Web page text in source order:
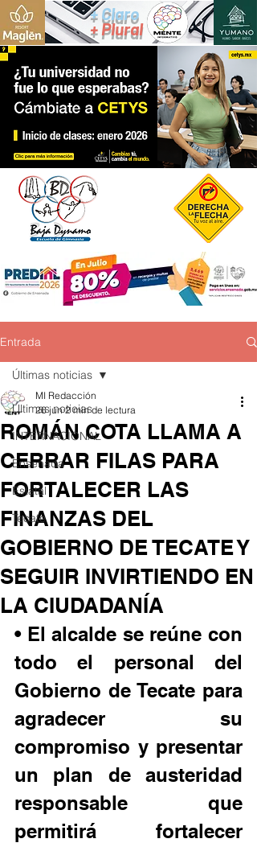
+ Claro
+ Plural
Entrada
Últimas noticias
INTERNACIONAL
Ensenada
Estatal
Tecate
Últimas noticias
ROMÁN COTA LLAMA A
CERRAR FILAS PARA
FORTALECER LAS
FINANZAS DEL
GOBIERNO DE TECATE Y
SEGUIR INVIRTIENDO EN
LA CIUDADANÍA
MI Redacción
26 jun 2 min de lectura
• El alcalde se reúne con
todo el personal del
Gobierno de Tecate para
agradecer su
compromiso y presentar
un plan de austeridad
responsable que
permitirá fortalecer